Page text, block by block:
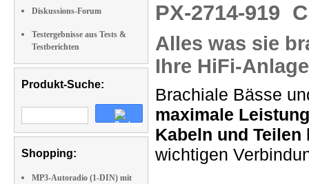
Diskussions-Forum
Testergebnisse aus Tests &
Testberichten
Produkt-Suche:
Shopping:
MP3-Autoradio (1-DIN) mit
PX-2714-919
Alles was sie
Ihre HiFi-
Brachiale Bässe
maximale Leistung
Kabeln und Teilen
wichtigen